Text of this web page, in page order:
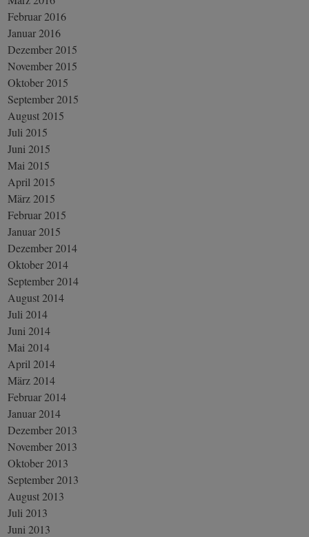
Februar 2016
Januar 2016
Dezember 2015
November 2015
Oktober 2015
September 2015
August 2015
Juli 2015
Juni 2015
Mai 2015
April 2015
März 2015
Februar 2015
Januar 2015
Dezember 2014
Oktober 2014
September 2014
August 2014
Juli 2014
Juni 2014
Mai 2014
April 2014
März 2014
Februar 2014
Januar 2014
Dezember 2013
November 2013
Oktober 2013
September 2013
August 2013
Juli 2013
Juni 2013